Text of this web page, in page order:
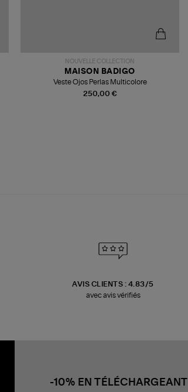
NOUVELLE COLLECTION
250,00 €
MAISON BADIGO
Veste Ojos Perlas Multicolore
AVIS CLIENTS : 4.83/5
avec avis vérifiés
-10% EN TÉLÉCHARGEANT